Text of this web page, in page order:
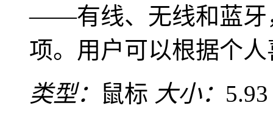
——有线、无线和蓝牙
项。用户可以根据个人
类型： 鼠标 大小：